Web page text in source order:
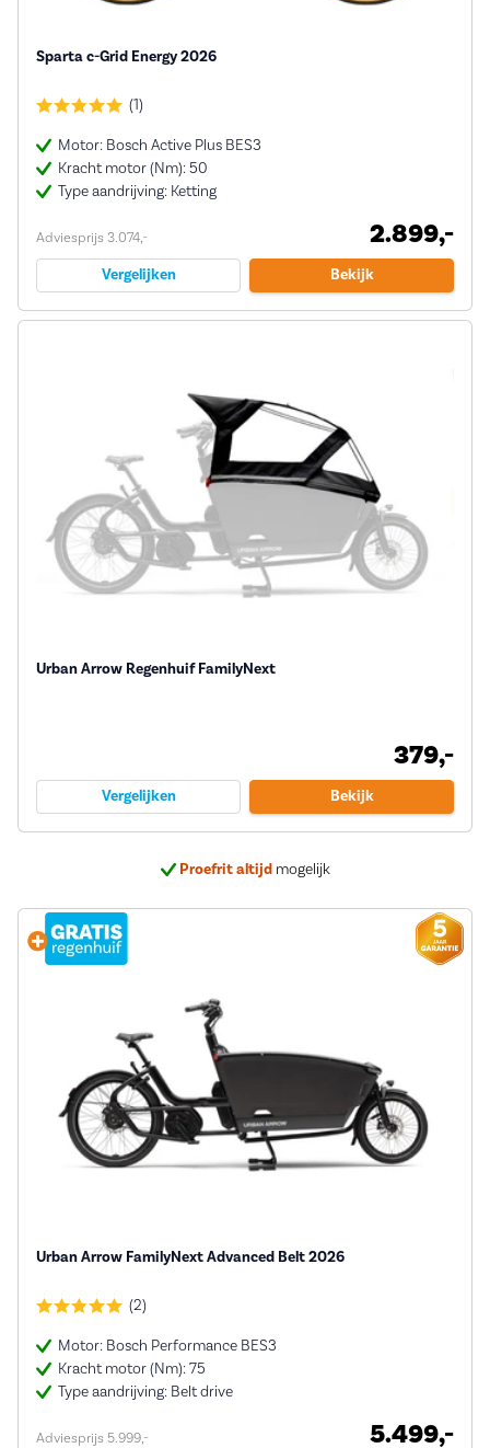
Sparta c-Grid Energy 2026
(1)
Motor: Bosch Active Plus BES3
Kracht motor (Nm): 50
Type aandrijving: Ketting
Adviesprijs 3.074,- 2.899,-
Vergelijken Bekijk
Urban Arrow Regenhuif FamilyNext
379,-
Vergelijken Bekijk
Proefrit altijdmogelijk
Urban Arrow FamilyNext Advanced Belt 2026
(2)
Motor: Bosch Performance BES3
Kracht motor (Nm): 75
Type aandrijving: Belt drive
Adviesprijs 5.999,- 5.499,-